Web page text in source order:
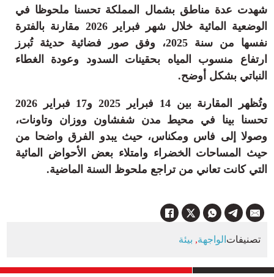
شهدت عدة مناطق بشمال المملكة تحسنا ملحوظا في
الوضعية المائية خلال شهر فبراير 2026 مقارنة بالفترة
نفسها من سنة 2025، وفق صور فضائية حديثة تُبرز
ارتفاع منسوب المياه بحقينات السدود وعودة الغطاء
النباتي بشكل أوضح.
وتُظهر المقارنة بين 14 فبراير 2025 و17 فبراير 2026
تحسنا بينا في محيط مدن شفشاون ووزان وتاونات،
وصولا إلى فاس ومكناس، حيث يبدو الفرق واضحا من
حيث المساحات الخضراء وامتلاء بعض الأحواض المائية
التي كانت تعاني من تراجع ملحوظ السنة الماضية.
الواجهة, بيئة تصنيفات